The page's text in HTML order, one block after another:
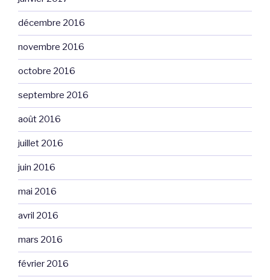
décembre 2016
novembre 2016
octobre 2016
septembre 2016
août 2016
juillet 2016
juin 2016
mai 2016
avril 2016
mars 2016
février 2016